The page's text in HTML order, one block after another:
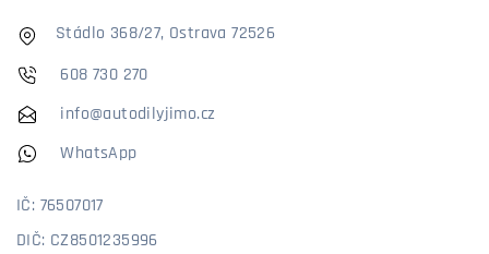
Stádlo 368/27, Ostrava 72526
608 730 270
info@autodilyjimo.cz
WhatsApp
IČ: 76507017
DIČ: CZ8501235996